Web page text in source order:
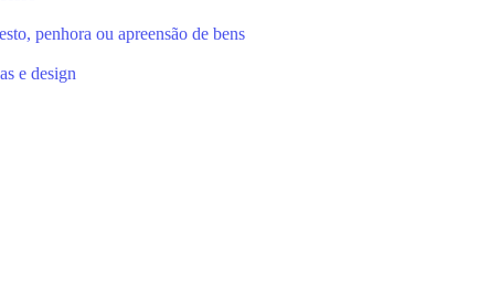
penhora ou apreensão de bens
e design